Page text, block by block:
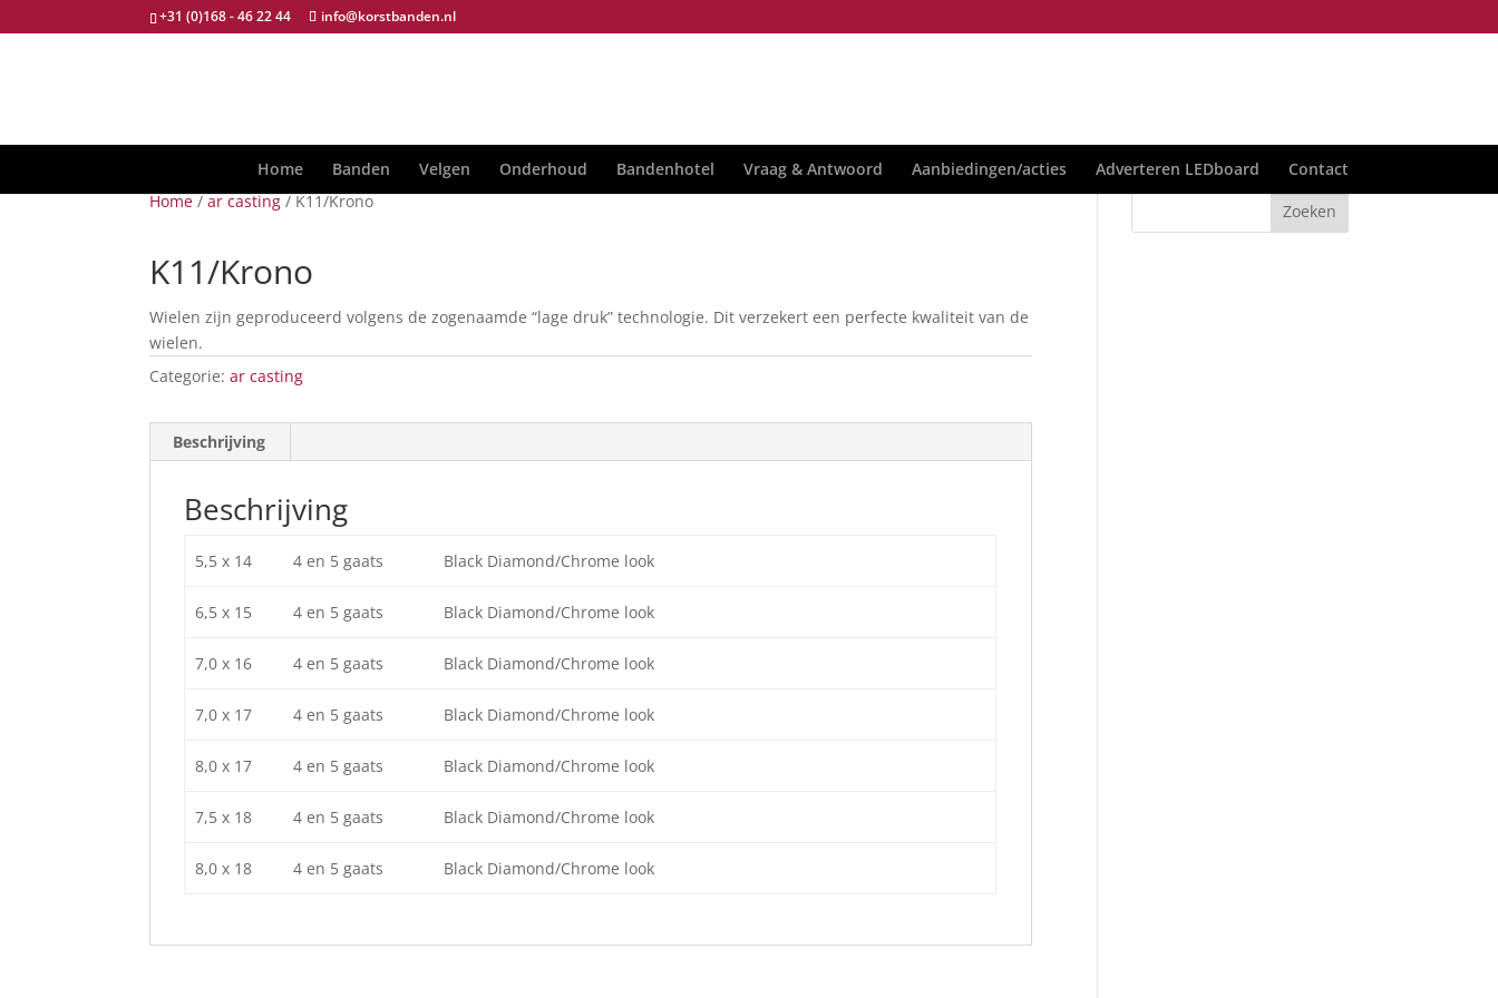
+31 (0)168 - 46 22 44 info@korstbanden.nl
Home Banden Velgen Onderhoud Bandenhotel Vraag & Antwoord Aanbiedingen/acties Adverteren LEDboard
Contact
Home/ar casting/ K11/Krono
K11/Krono
Wielen zijn geproduceerd volgens de zogenaamde “lage druk” technologie. Dit verzekert een perfecte kwaliteit van de
wielen.
Categorie:ar casting
Beschrijving
Beschrijving
5,5 x 14 4 en 5 gaats Black Diamond/Chrome look
6,5 x 15 4 en 5 gaats Black Diamond/Chrome look
7,0 x 16 4 en 5 gaats Black Diamond/Chrome look
7,0 x 17 4 en 5 gaats Black Diamond/Chrome look
8,0 x 17 4 en 5 gaats Black Diamond/Chrome look
7,5 x 18 4 en 5 gaats Black Diamond/Chrome look
8,0 x 18 4 en 5 gaats Black Diamond/Chrome look